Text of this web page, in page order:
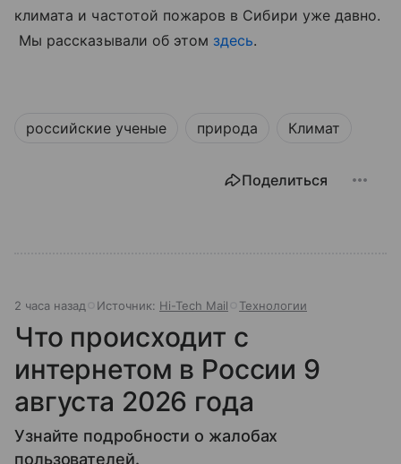
климата и частотой пожаров в Сибири уже давно.
Мы рассказывали об этом здесь.
российские ученые природа Климат
Поделиться
2 часа назад Источник: Hi-Tech Mail Технологии
Что происходит с
интернетом в России 9
августа 2026 года
Узнайте подробности о жалобах
пользователей.